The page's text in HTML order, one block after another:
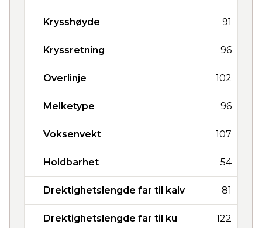
Krysshøyde 91
Kryssretning 96
Overlinje 102
Melketype 96
Voksenvekt 107
Holdbarhet 54
Drektighetslengde far til kalv 81
Drektighetslengde far til ku 122